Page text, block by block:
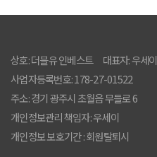
상호: 더블유 인베스트 대표자: 우세이
사업자등록번호: 178-27-01522
주소: 경기 광주시 초월읍 무들로 6
개인정보관리 책임자: 우세이
개인정보 보호기간 : 회원탈퇴시